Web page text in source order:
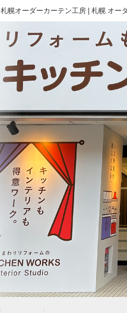
札幌オーダーカーテン工房 | 札幌 オー